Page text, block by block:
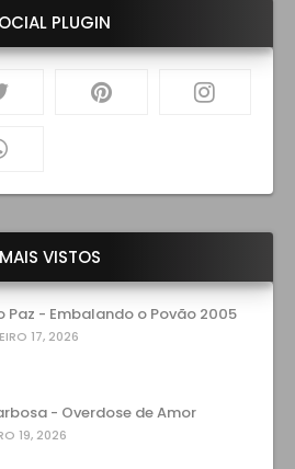
PLUGIN
MAIS VISTOS
Paz - Embalando o Povão 2005
17, 2026
- Overdose de Amor
19, 2026